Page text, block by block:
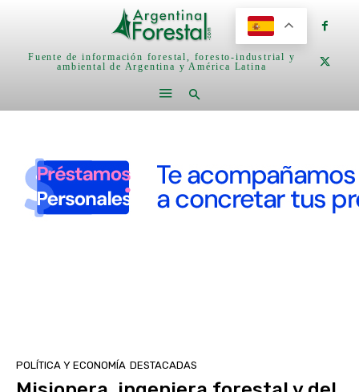
Fuente de información forestal, foresto-industrial y
ambiental de Argentina y América Latina
POLÍTICA Y ECONOMÍA DESTACADAS